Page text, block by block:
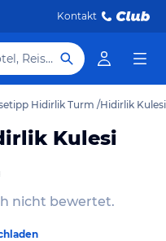
Kontakt
Hotel, Reiseziel
Hidirlik Turm /Hidirlik Kulesi
Kulesi
nicht bewertet.